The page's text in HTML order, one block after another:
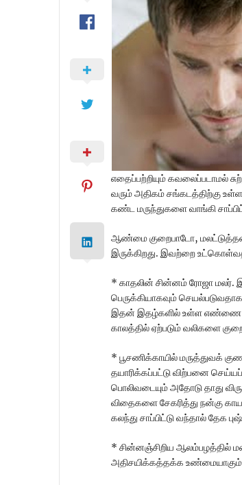
எதைப்பற்றியும் கவலைப்படாமல்
வரும் அதிகம் சங்கடத்திற்கு
கண்ட மருந்துகளை வாங்கி
ஆண்மை குறைபாடோ,
இருக்கிறது. இவற்றை
* காதலின் சின்னம் ரோஜா மலர்.
பெருக்கியாகவும்
இதன் இதழ்களில் உள்ள எண்ணை
காலத்தில் ஏற்படும் வலிகளை
* பூசணிக்காயில் மருத்துவக்
தயாரிக்கப்பட்டு விற்பனை
பொலிவடையும் அதோடு தாது
விதைகளை சேகரித்து நன்கு
கலந்து சாப்பிட்டு வந்தால் தேக
* சின்னஞ்சிறிய ஆலம்பழத்தில்
அதிசயிக்கத்தக்க